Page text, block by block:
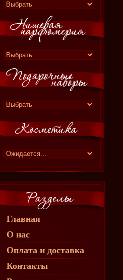
Главная
О нас
Оплата и доставка
Контакты